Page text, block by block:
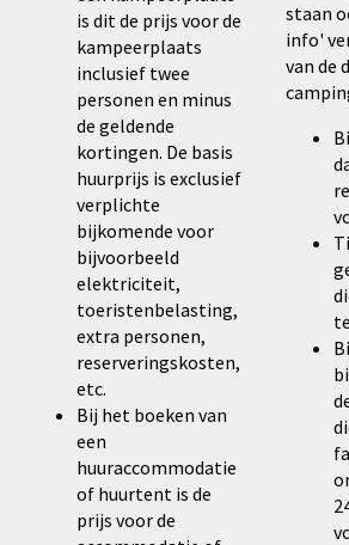
is dit de prijs voor de
kampeerplaats
inclusief twee
personen en minus
de geldende
kortingen. De basis
huurprijs is exclusief
verplichte
bijkomende voor
bijvoorbeeld
elektriciteit,
toeristenbelasting,
extra personen,
reserveringskosten,
etc.
Bij het boeken van
een
huuraccommodatie
of huurtent is de
prijs voor de
staan
info'
van de